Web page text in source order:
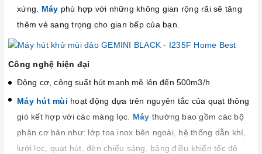
xứng. Máy phù hợp với những không gian rộng rãi sẽ tăng
thêm vẻ sang trọng cho gian bếp của bạn.
Công nghệ hiện đại
Động cơ, công suất hút mạnh mẽ lên đến 500m3/h
Máy hút mùi hoạt động dựa trên nguyên tắc của quạt thông
gió kết hợp với các màng lọc. Máy thường bao gồm các bộ
phận cơ bản như: lớp toa inox bên ngoài, hệ thống dẫn khí,
lưới lọc, quạt hút, đèn chiếu sáng, bảng điều khiển tốc độ